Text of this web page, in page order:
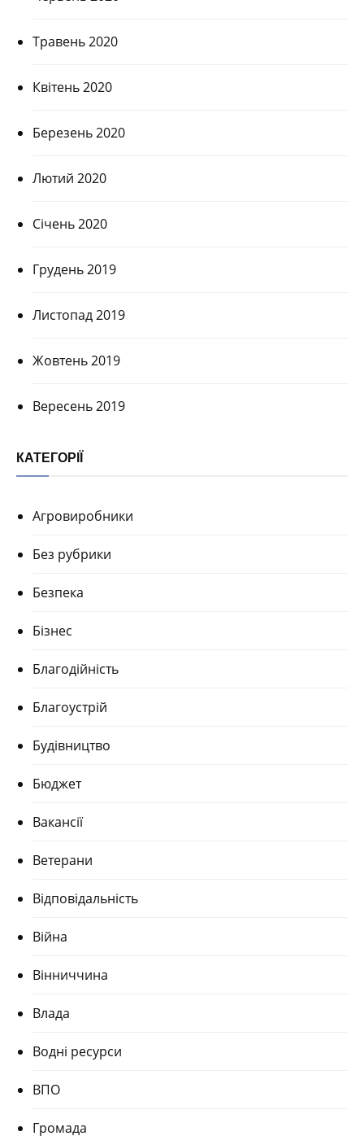
Травень 2020
Квітень 2020
Березень 2020
Лютий 2020
Січень 2020
Грудень 2019
Листопад 2019
Жовтень 2019
Вересень 2019
КАТЕГОРІЇ
Агровиробники
Без рубрики
Безпека
Бізнес
Благодійність
Благоустрій
Будівництво
Бюджет
Вакансії
Ветерани
Відповідальність
Війна
Вінниччина
Влада
Водні ресурси
ВПО
Громада